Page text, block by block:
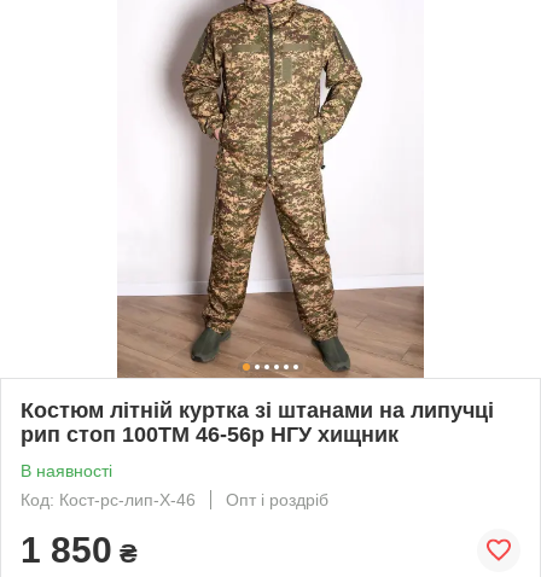
Костюм літній куртка зі штанами на липучці
рип стоп 100TM 46-56р НГУ хищник
В наявності
Код: Кост-рс-лип-Х-46
Опт і роздріб
1 850 ₴